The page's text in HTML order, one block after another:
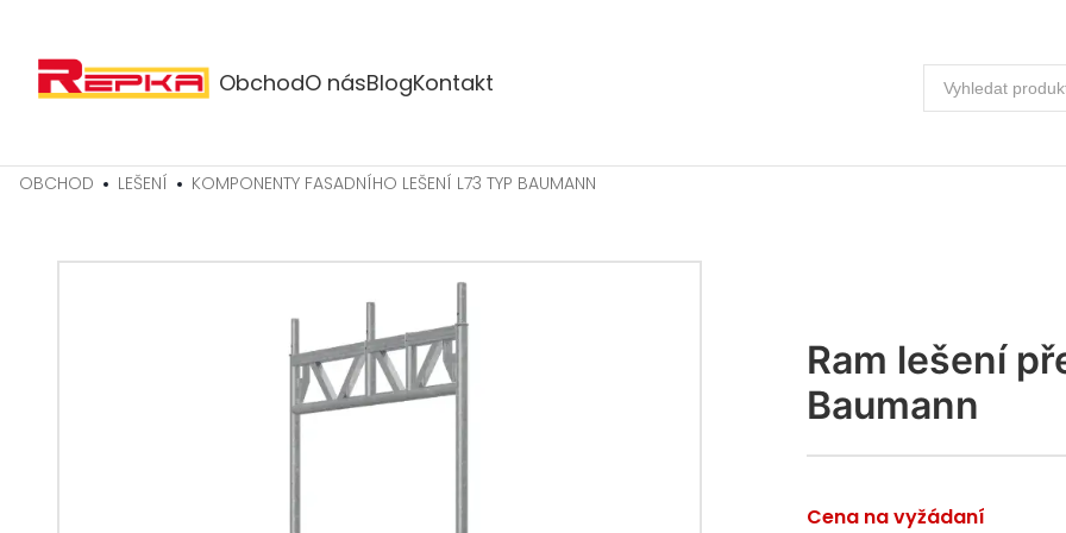
ObchodO násBlogKontakt
OBCHOD LEŠENÍ KOMPONENTY FASADNÍHO LEŠENÍ L73 TYP BAUMANN
Ram lešení
Baumann
Cena na vyžádaní